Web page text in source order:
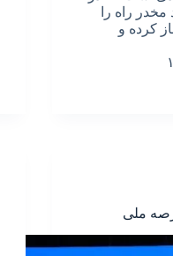
راه را
کرده و
ملی